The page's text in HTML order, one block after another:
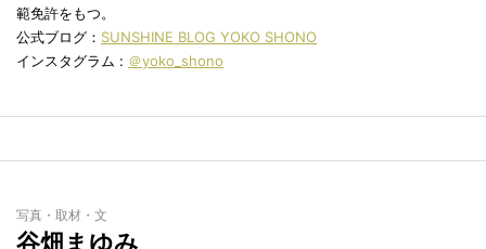
範免許をもつ。
公式ブログ： SUNSHINE BLOG YOKO SHONO
インスタグラム : ＠yoko_shono
写真・取材・文
谷畑まゆみ